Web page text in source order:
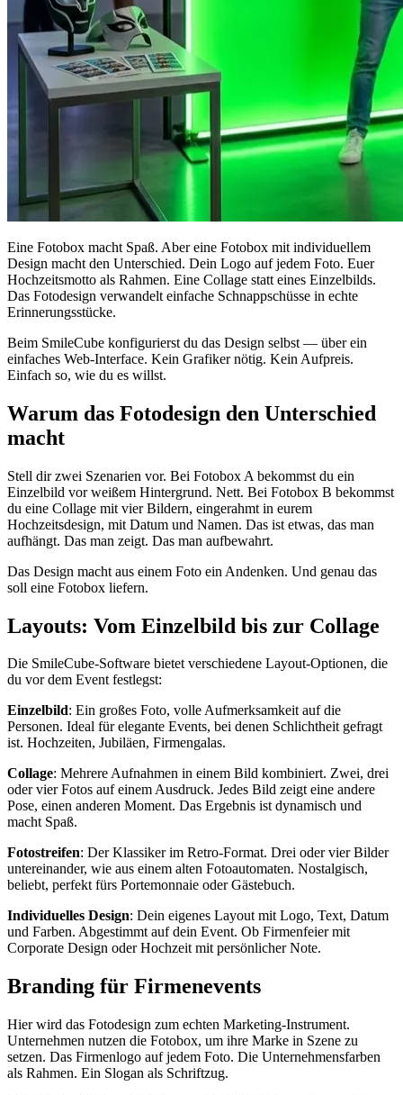
Eine Fotobox macht Spaß. Aber eine Fotobox mit individuellem
Design macht den Unterschied. Dein Logo auf jedem Foto. Euer
Hochzeitsmotto als Rahmen. Eine Collage statt eines Einzelbilds.
Das Fotodesign verwandelt einfache Schnappschüsse in echte
Erinnerungsstücke.
Beim SmileCube konfigurierst du das Design selbst — über ein
einfaches Web-Interface. Kein Grafiker nötig. Kein Aufpreis.
Einfach so, wie du es willst.
Warum das Fotodesign den Unterschied
macht
Stell dir zwei Szenarien vor. Bei Fotobox A bekommst du ein
Einzelbild vor weißem Hintergrund. Nett. Bei Fotobox B bekommst
du eine Collage mit vier Bildern, eingerahmt in eurem
Hochzeitsdesign, mit Datum und Namen. Das ist etwas, das man
aufhängt. Das man zeigt. Das man aufbewahrt.
Das Design macht aus einem Foto ein Andenken. Und genau das
soll eine Fotobox liefern.
Layouts: Vom Einzelbild bis zur Collage
Die SmileCube-Software bietet verschiedene Layout-Optionen, die
du vor dem Event festlegst:
Einzelbild: Ein großes Foto, volle Aufmerksamkeit auf die
Personen. Ideal für elegante Events, bei denen Schlichtheit gefragt
ist. Hochzeiten, Jubiläen, Firmengalas.
Collage: Mehrere Aufnahmen in einem Bild kombiniert. Zwei, drei
oder vier Fotos auf einem Ausdruck. Jedes Bild zeigt eine andere
Pose, einen anderen Moment. Das Ergebnis ist dynamisch und
macht Spaß.
Fotostreifen: Der Klassiker im Retro-Format. Drei oder vier Bilder
untereinander, wie aus einem alten Fotoautomaten. Nostalgisch,
beliebt, perfekt fürs Portemonnaie oder Gästebuch.
Individuelles Design: Dein eigenes Layout mit Logo, Text, Datum
und Farben. Abgestimmt auf dein Event. Ob Firmenfeier mit
Corporate Design oder Hochzeit mit persönlicher Note.
Branding für Firmenevents
Hier wird das Fotodesign zum echten Marketing-Instrument.
Unternehmen nutzen die Fotobox, um ihre Marke in Szene zu
setzen. Das Firmenlogo auf jedem Foto. Die Unternehmensfarben
als Rahmen. Ein Slogan als Schriftzug.